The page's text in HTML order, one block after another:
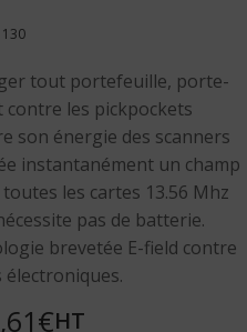
tout portefeuille, porte-
les pickpockets
son énergie des scanners
instantanément un champ
les cartes 13.56 Mhz
pas de batterie.
brevetée E-field contre
électroniques.
HT